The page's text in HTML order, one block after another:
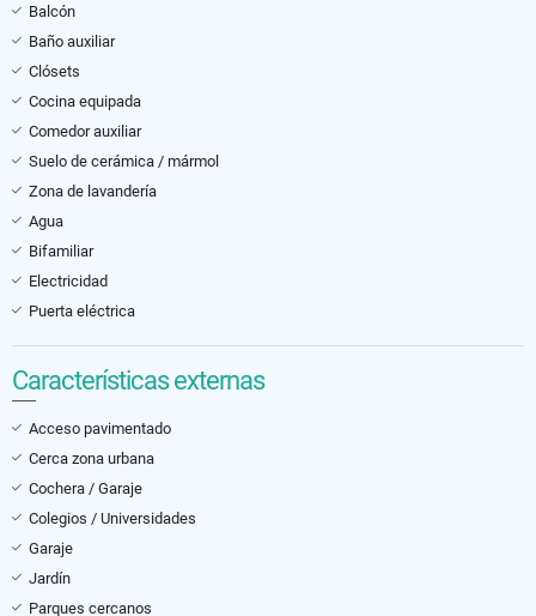
Balcón
Baño auxiliar
Clósets
Cocina equipada
Comedor auxiliar
Suelo de cerámica / mármol
Zona de lavandería
Agua
Bifamiliar
Electricidad
Puerta eléctrica
Características externas
Acceso pavimentado
Cerca zona urbana
Cochera / Garaje
Colegios / Universidades
Garaje
Jardín
Parques cercanos